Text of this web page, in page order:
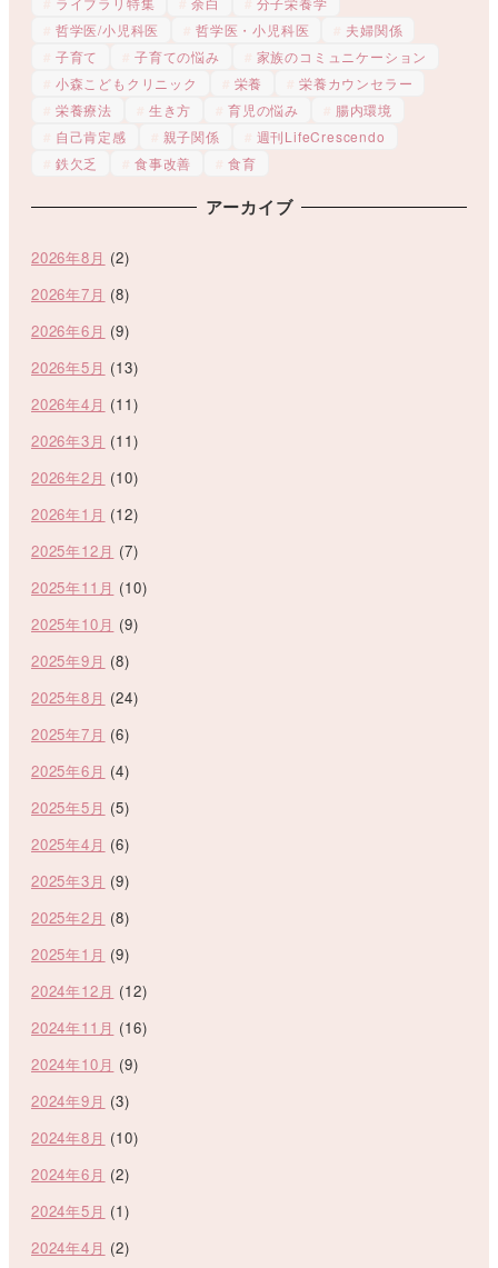
哲学医/小児科医
哲学医・小児科医
夫婦関係
子育て
子育ての悩み
家族のコミュニケーション
小森こどもクリニック
栄養
栄養カウンセラー
栄養療法
生き方 育児の悩み
腸内環境
自己肯定感
親子関係
週刊LifeCrescendo
鉄欠乏
食事改善 食育
アーカイブ
2026年8月 (2)
2026年7月 (8)
2026年6月 (9)
2026年5月 (13)
2026年4月 (11)
2026年3月 (11)
2026年2月 (10)
2026年1月 (12)
2025年12月 (7)
2025年11月 (10)
2025年10月 (9)
2025年9月 (8)
2025年8月 (24)
2025年7月 (6)
2025年6月 (4)
2025年5月 (5)
2025年4月 (6)
2025年3月 (9)
2025年2月 (8)
2025年1月 (9)
2024年12月 (12)
2024年11月 (16)
2024年10月 (9)
2024年9月 (3)
2024年8月 (10)
2024年6月 (2)
2024年5月 (1)
2024年4月 (2)